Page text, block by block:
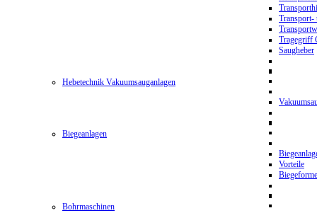
Transport-
Tragegriff
Saugheber
Hebetechnik Vakuumsauganlagen
Biegeanlagen
Vorteile
Bohrmaschinen